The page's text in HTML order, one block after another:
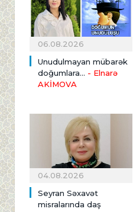
06.08.2026
Unudulmayan mübarək
doğumlara... - Elnarə
AKİMOVA
04.08.2026
Seyran Səxavət
misralarında daş